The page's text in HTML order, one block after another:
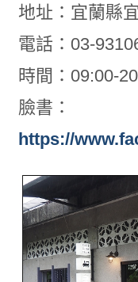
地址：宜蘭縣
電話：03-
時間：09:00-
臉書：
https://